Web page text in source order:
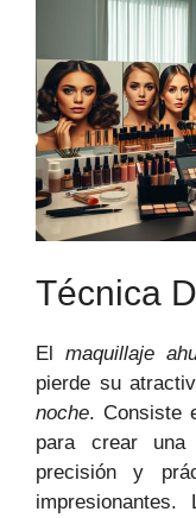
Técnica
El maquillaje
pierde su
noche. Consiste
para crear una
precisión y